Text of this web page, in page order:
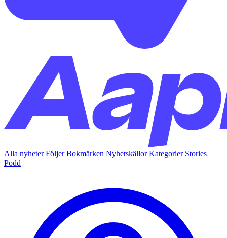
Alla nyheterFöljerBokmärken NyhetskällorKategorier Stories
Podd